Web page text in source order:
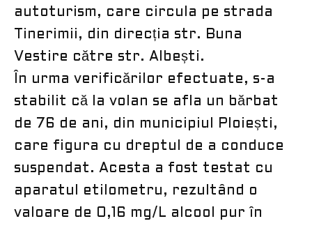
autoturism, care circula pe strada
Tinerimii, din direcția str. Buna
Vestire către str. Albești.
În urma verificărilor efectuate, s-a
stabilit că la volan se afla un bărbat
de 76 de ani, din municipiul Ploiești,
care figura cu dreptul de a conduce
suspendat. Acesta a fost testat cu
aparatul etilometru, rezultând o
valoare de 0,16 mg/L alcool pur în